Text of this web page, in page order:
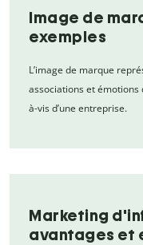
Image de
exemples
L’image de marque
associations et
à-vis d’une entreprise.
Marketing
avantages et